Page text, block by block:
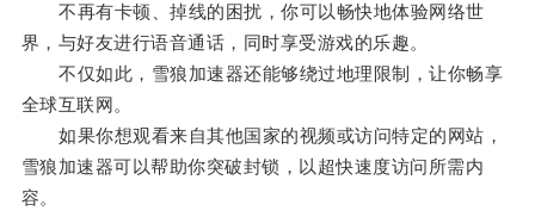
不再有卡顿、掉线的困扰，你可以畅快地体验网络世
界，与好友进行语音通话，同时享受游戏的乐趣。
不仅如此，雪狼加速器还能够绕过地理限制，让你畅享
全球互联网。
如果你想观看来自其他国家的视频或访问特定的网站，
雪狼加速器可以帮助你突破封锁，以超快速度访问所需内
容。